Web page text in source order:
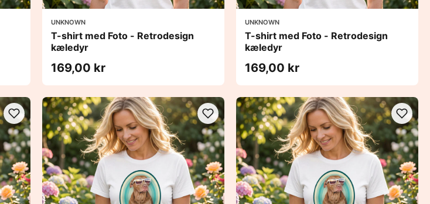
UNKNOWN
T-shirt med Foto - Retrodesign
kæledyr
169,00 kr
UNKNOWN
T-shirt med Foto - Retrodesign
kæledyr
169,00 kr